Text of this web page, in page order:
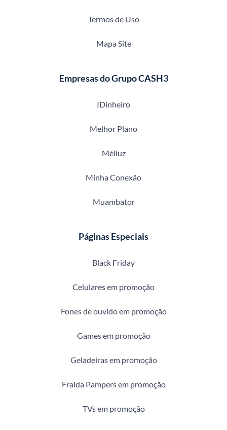
Termos de Uso
Mapa Site
Empresas do Grupo CASH3
IDinheiro
Melhor Plano
Méliuz
Minha Conexão
Muambator
Páginas Especiais
Black Friday
Celulares em promoção
Fones de ouvido em promoção
Games em promoção
Geladeiras em promoção
Fralda Pampers em promoção
TVs em promoção